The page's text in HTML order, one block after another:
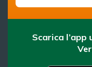
Scarica